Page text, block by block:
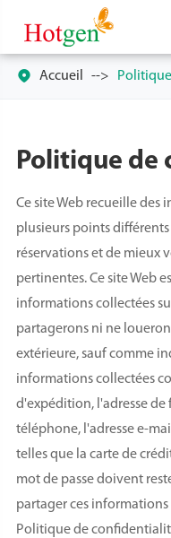
 Accueil
Politique de
Ce site Web recueille des
plusieurs points
réservations et de mieux
pertinentes. Ce site Web
informations collectées
partagerons ni ne
extérieure, sauf comme
informations collectées
d'expédition, l'adresse
téléphone, l'adresse e-
telles que la carte de
mot de passe doivent
partager ces
Politique de